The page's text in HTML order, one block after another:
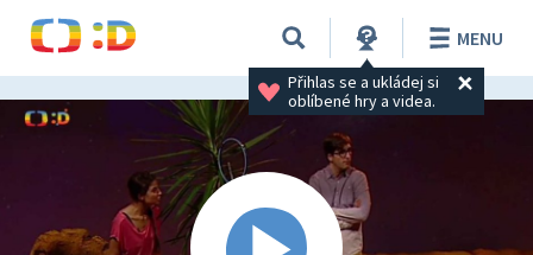
Přihlas se a ukládej si
oblíbené hry a videa.
MENU